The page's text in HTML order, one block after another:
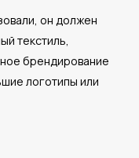
он должен
текстиль,
брендирование
логотипы или